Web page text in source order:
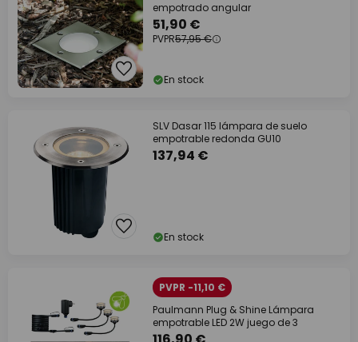
empotrado angular
51,90 €
PVPR57,95 €
En stock
SLV Dasar 115 lámpara de suelo
empotrable redonda GU10
137,94 €
En stock
PVPR -11,10 €
Paulmann Plug & Shine Lámpara
empotrable LED 2W juego de 3